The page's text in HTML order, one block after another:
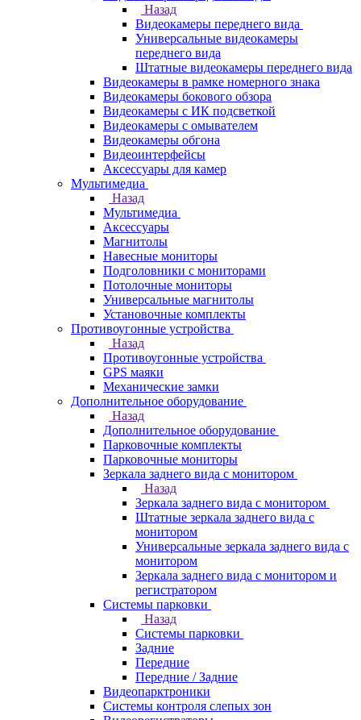
Назад
Видеокамеры переднего вида
Универсальные видеокамеры
переднего вида
Штатные видеокамеры переднего вида
Видеокамеры в рамке номерного знака
Видеокамеры бокового обзора
Видеокамеры с ИК подсветкой
Видеокамеры с омывателем
Видеокамеры обгона
Видеоинтерфейсы
Аксессуары для камер
Мультимедиа
Назад
Мультимедиа
Аксессуары
Магнитолы
Навесные мониторы
Подголовники с мониторами
Потолочные мониторы
Универсальные магнитолы
Установочные комплекты
Противоугонные устройства
Назад
Противоугонные устройства
GPS маяки
Механические замки
Дополнительное оборудование
Назад
Дополнительное оборудование
Парковочные комплекты
Парковочные мониторы
Зеркала заднего вида с монитором
Назад
Зеркала заднего вида с монитором
Штатные зеркала заднего вида с
монитором
Универсальные зеркала заднего вида с
монитором
Зеркала заднего вида с монитором и
регистратором
Системы парковки
Назад
Системы парковки
Задние
Передние
Передние / Задние
Видеопарктроники
Системы контроля слепых зон